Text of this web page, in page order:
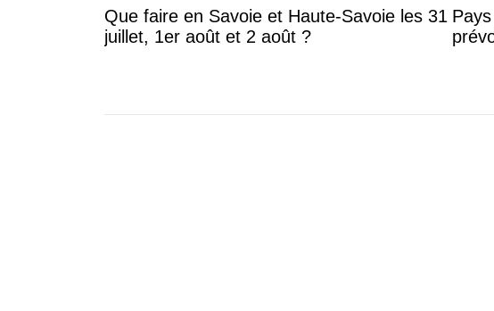
Que faire en Savoie et Haute-Savoie les 31
juillet, 1er août et 2 août ?